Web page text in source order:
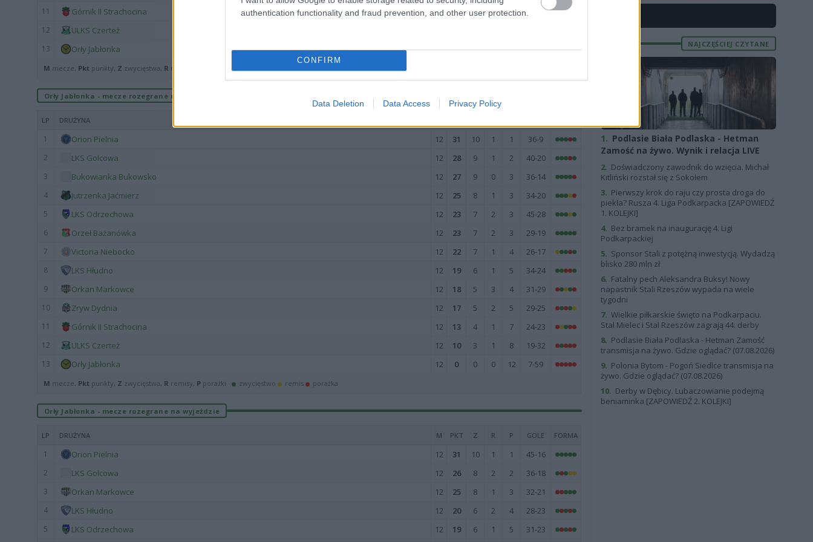
authentication functionality and fraud prevention, and other user protection.
CONFIRM
Data Deletion Data Access Privacy Policy
11 Górnik II Strachocina 24 20 6 2 16 47-60
12 ULKS Czerteż
13 Orły Jabłonka 24 1 0 1 23 9-113
M mecze, Pkt punkty, Z zwycięstwa, R remisy,
Orły Jabłonka - mecze rozegrane u siebie
LP DRUŻYNA
1 Orion Pielnia 12 31 10 1 1 36-9
2 LKS Golcowa 12 28 9 1 2 40-20
3 Bukowianka Bukowsko 12 27 9 0 3 36-14
4 Jutrzenka Jaćmierz 12 25 8 1 3 34-20
5 LKS Odrzechowa 12 23 7 2 3 45-28
6 Orzeł Bażanówka 12 23 7 2 3 29-19
7 Victoria Niebocko 12 22 7 1 4 26-17
8 LKS Hłudno 12 19 6 1 5 34-24
9 Orkan Markowce 12 18 5 3 4 31-29
10 Zryw Dydnia 12 17 5 2 5 29-25
11 Górnik II Strachocina 12 13 4 1 7 24-23
12 ULKS Czerteż 12 10 3 1 8 19-32
13 Orły Jabłonka 12 0 0 0 12 7-59
M mecze, Pkt punkty, Z zwycięstwa, R remisy, P porażki · zwycięstwo remis porażka
Orły Jabłonka - mecze rozegrane na wyjeździe
LP DRUŻYNA M PKT Z R P GOLE FORMA
1 Orion Pielnia 12 31 10 1 1 45-16
2 LKS Golcowa 12 26 8 2 2 36-18
3 Orkan Markowce 12 25 8 1 3 32-21
4 LKS Hłudno 12 20 6 2 4 28-23
5 LKS Odrzechowa 12 19 6 1 5 31-23
NAJCZĘŚCIEJ CZYTANE
1. Podlasie Biała Podlaska - Hetman
Zamość na żywo. Wynik i relacja LIVE
2. Doświadczony zawodnik do wzięcia. Michał
Kitliński rozstał się z Sokołem
3. Pierwszy krok do raju czy prosta droga do
piekła? Rusza 4. Liga Podkarpacka [ZAPOWIEDŹ
1. KOLEJKI]
4. Bez bramek na inaugurację 4. Ligi
Podkarpackiej
5. Sponsor Stali z potężną inwestycją. Wydadzą
blisko 280 mln zł
6. Fatalny pech Aleksandra Buksy! Nowy
napastnik Stali Rzeszów wypada na wiele
tygodni
7. Wielkie piłkarskie święto na Podkarpaciu.
Stal Mielec i Stal Rzeszów zagrają 44. derby
8. Podlasie Biała Podlaska - Hetman Zamość
transmisja na żywo. Gdzie oglądać? (07.08.2026)
9. Polonia Bytom - Pogoń Siedlce transmisja na
żywo. Gdzie oglądać? (07.08.2026)
10. Derby w Dębicy. Lubaczowianie podejmą
beniaminka [ZAPOWIEDŹ 2. KOLEJKI]